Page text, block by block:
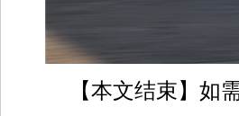
【本文结束】如